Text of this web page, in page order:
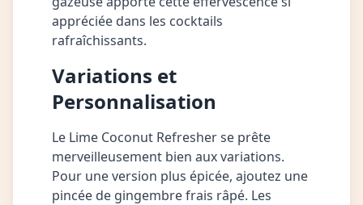
appréciée dans les cocktails
rafraîchissants.
Variations et
Personnalisation
Le Lime Coconut Refresher se prête
merveilleusement bien aux variations.
Pour une version plus épicée, ajoutez une
pincée de gingembre frais râpé. Les